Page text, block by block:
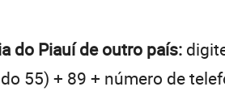
do Piauí de outro país:
55) + 89 + número de